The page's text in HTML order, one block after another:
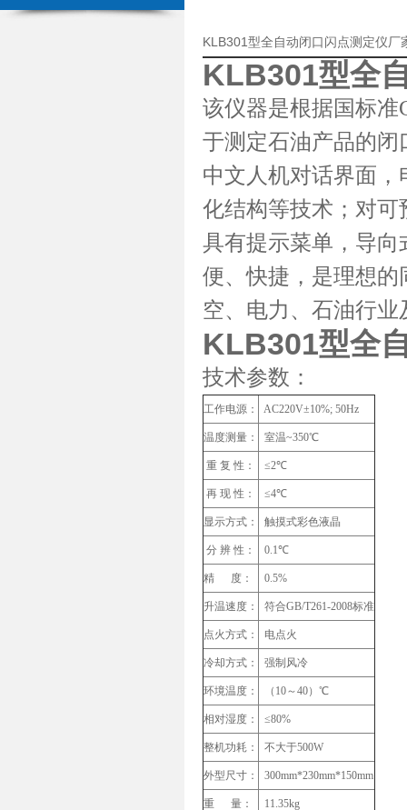
KLB301型全自动闭口闪点测定仪厂
KLB301型全
该仪器是根据国标准
于测定石油产品的
中文人机对话界面
化结构等技术；对
具有提示菜单，导
便、快捷，是理想
空、电力、石油行业
KLB301型全
技术参数：
工作电源： AC220V±10%; 50Hz
温度测量： 室温~350℃
重 复 性： ≤2℃
再 现 性： ≤4℃
显示方式： 触摸式彩色液晶
分 辨 性： 0.1℃
精 度： 0.5%
升温速度： 符合GB/T261-2008标准
点火方式： 电点火
冷却方式： 强制风冷
环境温度： （10～40）℃
相对湿度： ≤80%
整机功耗： 不大于500W
外型尺寸： 300mm*230mm*150mm
重 量： 11.35kg